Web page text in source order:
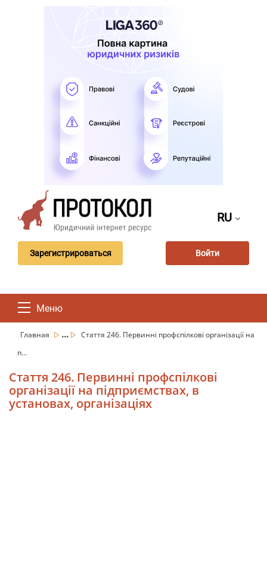
RU
Зарегистрироваться Войти
Меню
Главная ...
Стаття 246. Первинні профспілкові організації на
п...
Стаття 246. Первинні профспілкові
організації на підприємствах, в
установах, організаціях